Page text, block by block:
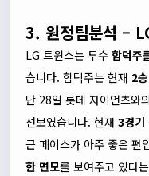
3. 원정팀분석 –
LG 트윈스는 투수 함덕주
습니다. 함덕주는 현재 2
난 28일 롯데 자이언츠와
선보였습니다. 현재 3경기
근 페이스가 아주 좋은 편
한 면모를 보여주고 있다